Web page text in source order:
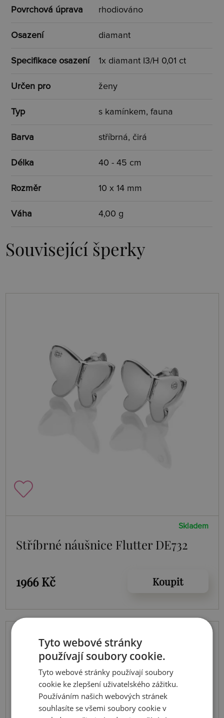
Povrchová úprava rhodiováno
Osazení diamant
Specifikace osazení 1x diamant I3/H 0,01 ct
Určen pro ženy
Typ s kamínkem, fauna
Barva stříbrná, čirá
Délka 40 - 45 cm
Rozměr 10 x 14 mm
Váha 4,00 g
Související šperky
Skladem
Stříbrné náušnice Flutter DE732
1966 Kč Koupit
Tyto webové stránky
používají soubory cookie.
Tyto webové stránky používají soubory
cookie ke zlepšení uživatelského zážitku.
Používáním našich webových stránek
souhlasíte se všemi soubory cookie v